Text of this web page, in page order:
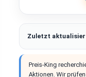
Zuletzt
Preis-King
Aktionen. Wir